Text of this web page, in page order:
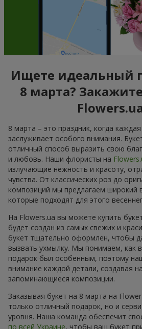
Ищете идеальный
8 марта?
8 марта – это праздник, когда
заслуживает особого внимания.
отличный способ выразить свою
и любовь. Наши флористы на
излучающие нежность и красоту,
чувства. От классических роз до
композиций мы предлагаем широкий
которые подходят для этого
На Flowers.ua вы можете купить
будет создан из самых свежих и
букет тщательно оформлен, чтобы
вызвать ухмылку. Мы понимаем, как
подарок был особенным, поэтому
внимание каждой детали, создавая
запоминающиеся композиции.
Заказывая букет на 8 марта на
только отличный подарок, но и
уровня. Наша команда обеспечит
по всей Украине, чтобы ваш букет